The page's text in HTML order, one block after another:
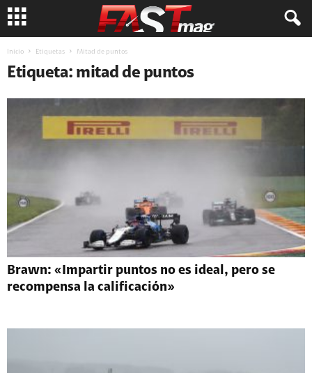
Inicio Etiquetas Mitad de puntos
Etiqueta: mitad de puntos
Brawn: «Impartir puntos no es ideal, pero se
recompensa la calificación»